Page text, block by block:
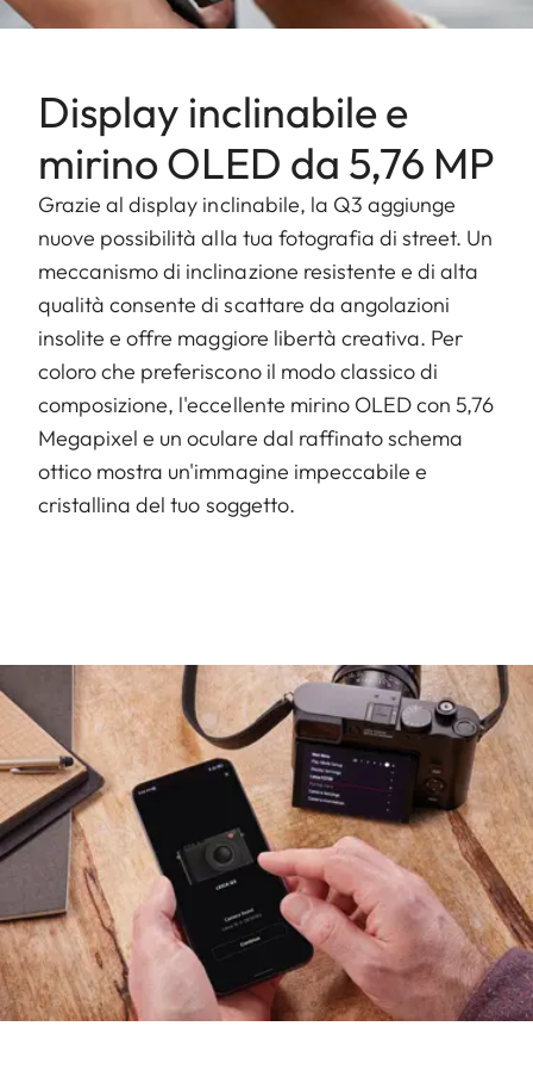
Display inclinabile e
mirino OLED da 5,76 MP
Grazie al display inclinabile, la Q3 aggiunge
nuove possibilità alla tua fotografia di street. Un
meccanismo di inclinazione resistente e di alta
qualità consente di scattare da angolazioni
insolite e offre maggiore libertà creativa. Per
coloro che preferiscono il modo classico di
composizione, l'eccellente mirino OLED con 5,76
Megapixel e un oculare dal raffinato schema
ottico mostra un'immagine impeccabile e
cristallina del tuo soggetto.